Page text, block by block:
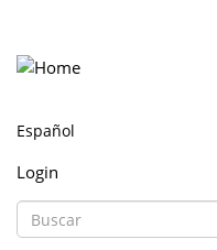
Login
Formulario